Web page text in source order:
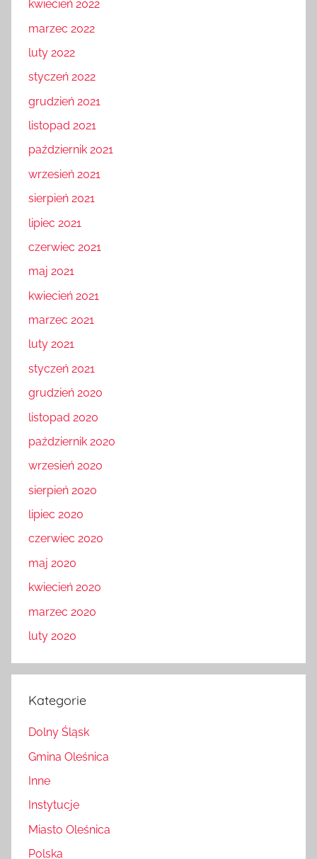
kwiecień 2022
marzec 2022
luty 2022
styczeń 2022
grudzień 2021
listopad 2021
październik 2021
wrzesień 2021
sierpień 2021
lipiec 2021
czerwiec 2021
maj 2021
kwiecień 2021
marzec 2021
luty 2021
styczeń 2021
grudzień 2020
listopad 2020
październik 2020
wrzesień 2020
sierpień 2020
lipiec 2020
czerwiec 2020
maj 2020
kwiecień 2020
marzec 2020
luty 2020
Kategorie
Dolny Śląsk
Gmina Oleśnica
Inne
Instytucje
Miasto Oleśnica